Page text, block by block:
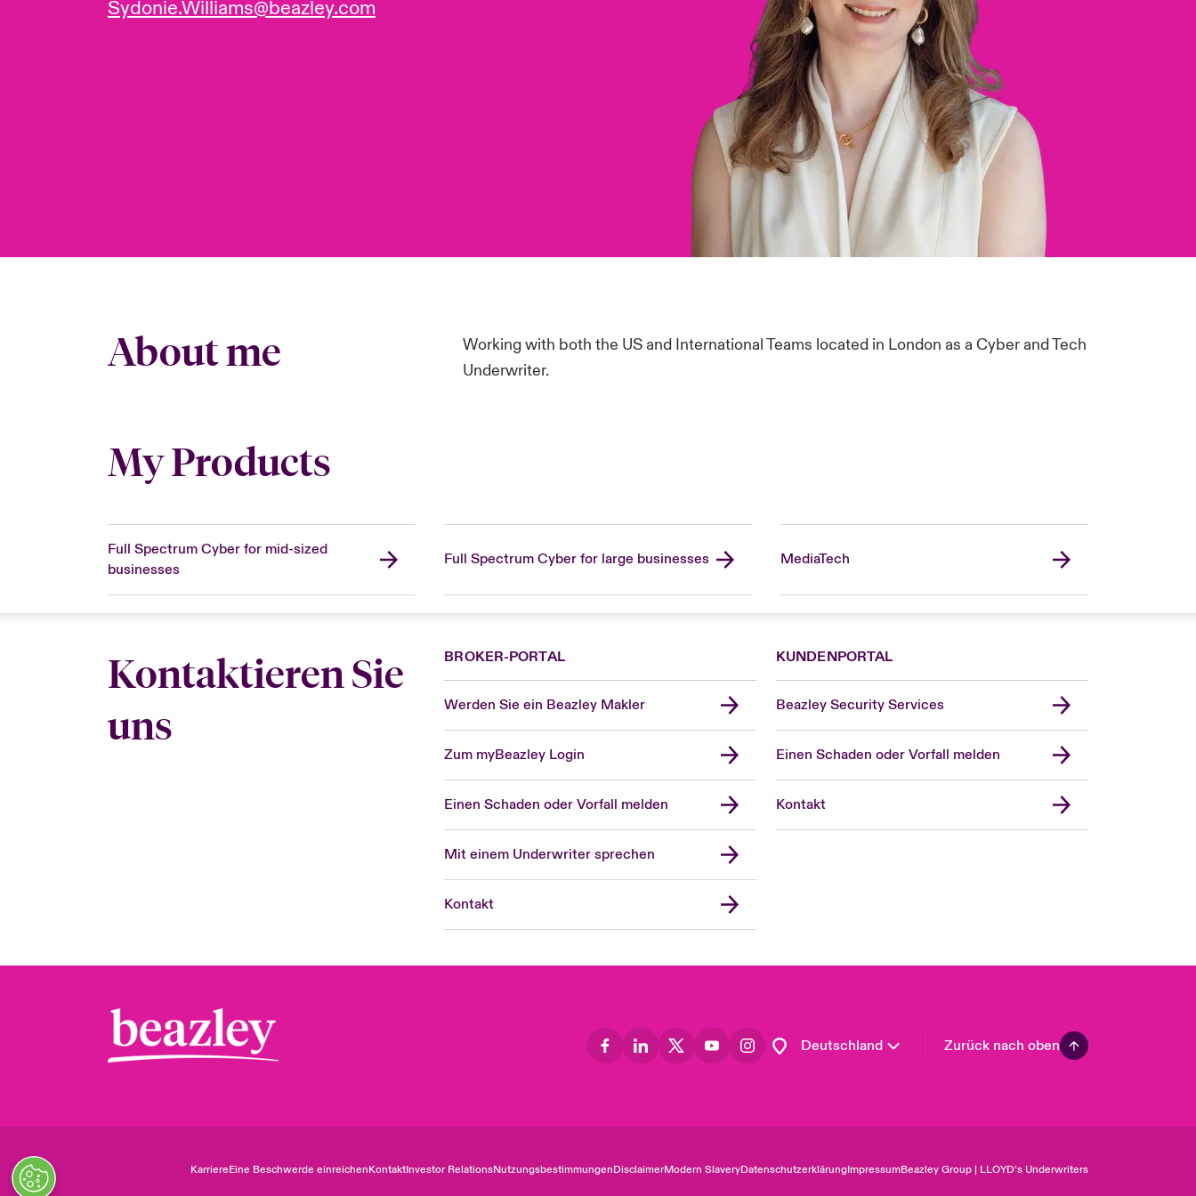
Sydonie.Williams@beazley.com
About me
Working with both the US and International Teams located in London as a Cyber and Tech
Underwriter.
My Products
Full Spectrum Cyber for mid-sized
businesses
Full Spectrum Cyber for large businesses MediaTech
Kontaktieren Sie
uns
BROKER-PORTAL
Werden Sie ein Beazley Makler
Zum myBeazley Login
Einen Schaden oder Vorfall melden
Mit einem Underwriter sprechen
Kontakt
KUNDENPORTAL
Beazley Security Services
Einen Schaden oder Vorfall melden
Kontakt
Deutschland
United Kingdom
Zurück nach oben
KarriereEine Beschwerde einreichenKontaktInvestor RelationsNutzungsbestimmungenDisclaimerModern SlaveryDatenschutzerklärungImpressumBeazley Group | LLOYD’s Underwriters